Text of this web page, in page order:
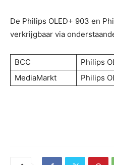
De Philips OLED+ 903 en
verkrijgbaar via
BCC Philips
MediaMarkt
Philips